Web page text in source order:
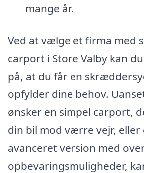
mange år.
Ved at vælge et firma med
carport i Store Valby kan
på, at du får en
opfylder dine behov.
ønsker en simpel carport,
din bil mod værre vejr, eller
avanceret version med
opbevaringsmuligheder,